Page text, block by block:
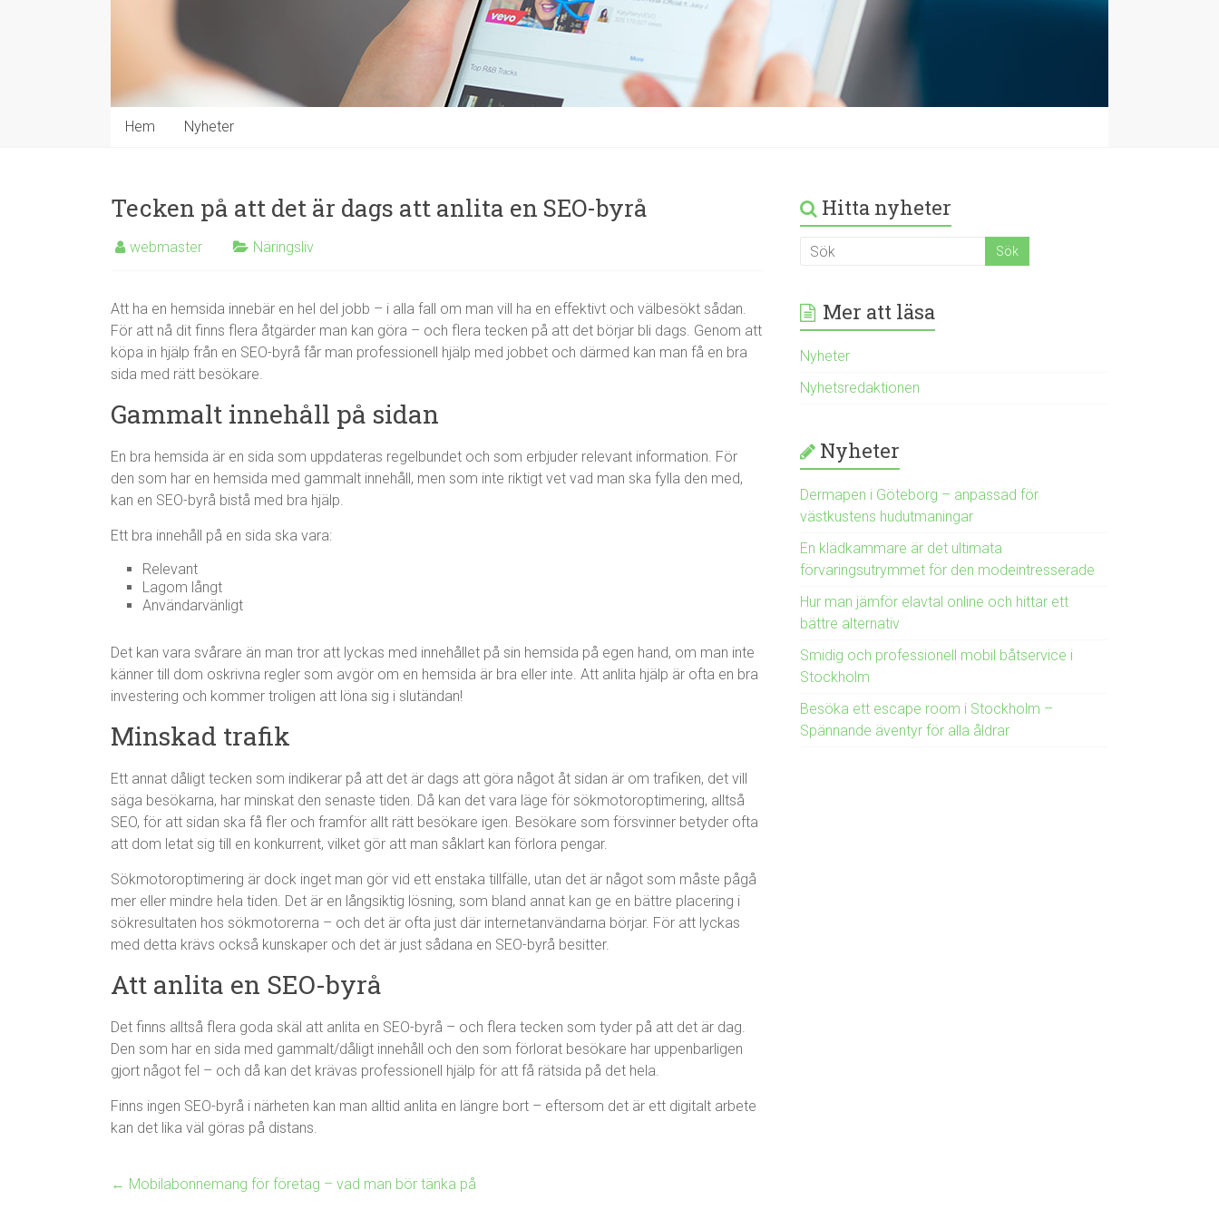
Hem Nyheter
Tecken på att det är dags att anlita en SEO-byrå
webmaster Näringsliv
Att ha en hemsida innebär en hel del jobb – i alla fall om man vill ha en effektivt och välbesökt sådan.
För att nå dit finns flera åtgärder man kan göra – och flera tecken på att det börjar bli dags. Genom att
köpa in hjälp från en SEO-byrå får man professionell hjälp med jobbet och därmed kan man få en bra
sida med rätt besökare.
Gammalt innehåll på sidan
En bra hemsida är en sida som uppdateras regelbundet och som erbjuder relevant information. För
den som har en hemsida med gammalt innehåll, men som inte riktigt vet vad man ska fylla den med,
kan en SEO-byrå bistå med bra hjälp.
Ett bra innehåll på en sida ska vara:
Relevant
Lagom långt
Användarvänligt
Det kan vara svårare än man tror att lyckas med innehållet på sin hemsida på egen hand, om man inte
känner till dom oskrivna regler som avgör om en hemsida är bra eller inte. Att anlita hjälp är ofta en bra
investering och kommer troligen att löna sig i slutändan!
Minskad trafik
Ett annat dåligt tecken som indikerar på att det är dags att göra något åt sidan är om trafiken, det vill
säga besökarna, har minskat den senaste tiden. Då kan det vara läge för sökmotoroptimering, alltså
SEO, för att sidan ska få fler och framför allt rätt besökare igen. Besökare som försvinner betyder ofta
att dom letat sig till en konkurrent, vilket gör att man såklart kan förlora pengar.
Sökmotoroptimering är dock inget man gör vid ett enstaka tillfälle, utan det är något som måste pågå
mer eller mindre hela tiden. Det är en långsiktig lösning, som bland annat kan ge en bättre placering i
sökresultaten hos sökmotorerna – och det är ofta just där internetanvändarna börjar. För att lyckas
med detta krävs också kunskaper och det är just sådana en SEO-byrå besitter.
Att anlita en SEO-byrå
Det finns alltså flera goda skäl att anlita en SEO-byrå – och flera tecken som tyder på att det är dag.
Den som har en sida med gammalt/dåligt innehåll och den som förlorat besökare har uppenbarligen
gjort något fel – och då kan det krävas professionell hjälp för att få rätsida på det hela.
Finns ingen SEO-byrå i närheten kan man alltid anlita en längre bort – eftersom det är ett digitalt arbete
kan det lika väl göras på distans.
← Mobilabonnemang för företag – vad man bör tänka på
Hitta nyheter
Mer att läsa
Nyheter
Nyhetsredaktionen
Nyheter
Dermapen i Göteborg – anpassad för
västkustens hudutmaningar
En klädkammare är det ultimata
förvaringsutrymmet för den modeintresserade
Hur man jämför elavtal online och hittar ett
bättre alternativ
Smidig och professionell mobil båtservice i
Stockholm
Besöka ett escape room i Stockholm –
Spännande äventyr för alla åldrar